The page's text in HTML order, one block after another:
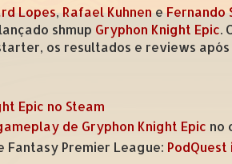
Lopes, Rafael Kuhnen e Fernando
shmup Gryphon Knight Epic.
os resultados e reviews após
Epic no Steam
de Gryphon Knight Epic no
Fantasy Premier League: